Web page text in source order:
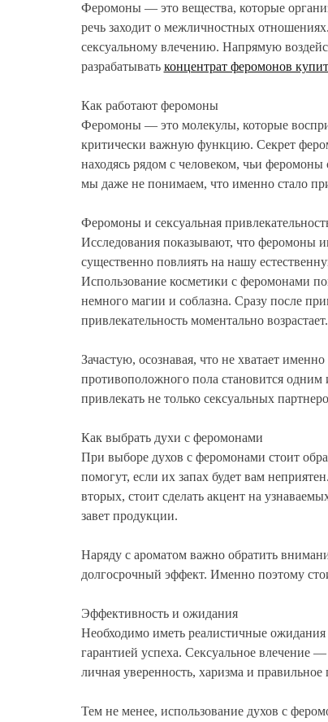
Феромоны — это вещества, которые
речь заходит о межличностных
сексуальному влечению. Напрямую
разрабатывать концентрат феромонов
Как работают феромоны
Феромоны — это молекулы, которые
критически важную функцию. Секрет
находясь рядом с человеком, чьи
мы даже не понимаем, что именно стало
Феромоны и сексуальная
Исследования показывают, что феромоны
существенно повлиять на нашу
Использование косметики с феромонами
немного магии и соблазна. Сразу после
привлекательность моментально возрастает.
Зачастую, осознавая, что не хватает
противоположного пола становится
привлекать не только сексуальных
Как выбрать духи с феромонами
При выборе духов с феромонами стоит
помогут, если их запах будет вам
вторых, стоит сделать акцент на
завет продукции.
Наряду с ароматом важно обратить
долгосрочный эффект. Именно поэтому
Эффективность и ожидания
Необходимо иметь реалистичные
гарантией успеха. Сексуальное влечение
личная уверенность, харизма и
Тем не менее, использование духов с